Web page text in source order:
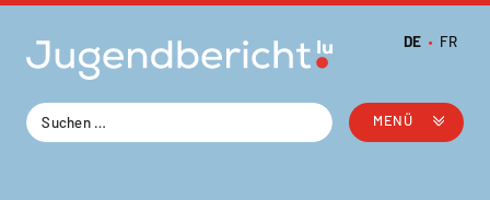
Zum
Inhalt
springen
DE FR
MENÜ